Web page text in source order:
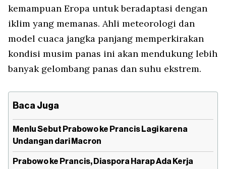
kemampuan Eropa untuk beradaptasi dengan
iklim yang memanas. Ahli meteorologi dan
model cuaca jangka panjang memperkirakan
kondisi musim panas ini akan mendukung lebih
banyak gelombang panas dan suhu ekstrem.
Baca Juga
Menlu Sebut Prabowo ke Prancis Lagi karena
Undangan dari Macron
Prabowo ke Prancis, Diaspora Harap Ada Kerja